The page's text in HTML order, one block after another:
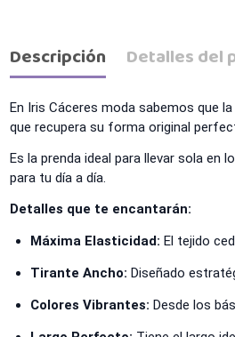
Descripción Detalles del
En Iris Cáceres moda sabemos que
que recupera su forma original
Es la prenda ideal para llevar sola en
para tu día a día.
Detalles que te encantarán:
Máxima Elasticidad: El tejido
Tirante Ancho: Diseñado
Colores Vibrantes: Desde los